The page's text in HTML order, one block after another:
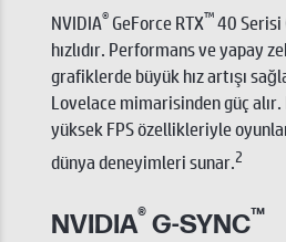
NVIDIA® GeForce RTX™40 Serisi
hızlıdır. Performans ve yapay
grafiklerde büyük hız artışı
Lovelace mimarisinden güç
yüksek FPS özellikleriyle
dünya deneyimleri sunar.2
NVIDIA® G-SYNC™